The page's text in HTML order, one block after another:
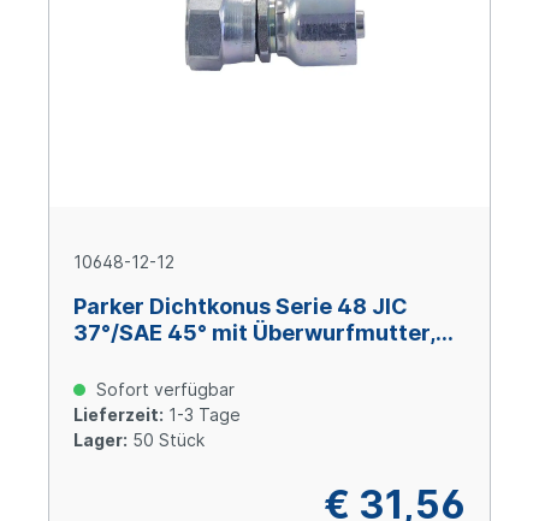
10648-12-12
Parker Dichtkonus Serie 48 JIC
37°/SAE 45° mit Überwurfmutter,
verzinkt Cr(VI)-frei
Sofort verfügbar
Lieferzeit: 1-3 Tage
Lager: 50 Stück
€ 31,56